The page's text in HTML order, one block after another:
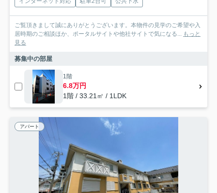
ご覧頂きまして誠にありがとうございます。本物件の見学のご希望や入
居時期のご相談ほか、ポータルサイトや他社サイトで気になる... もっと
見る
募集中の部屋
1階
6.8万円
1階 / 33.21㎡ / 1LDK
アパート